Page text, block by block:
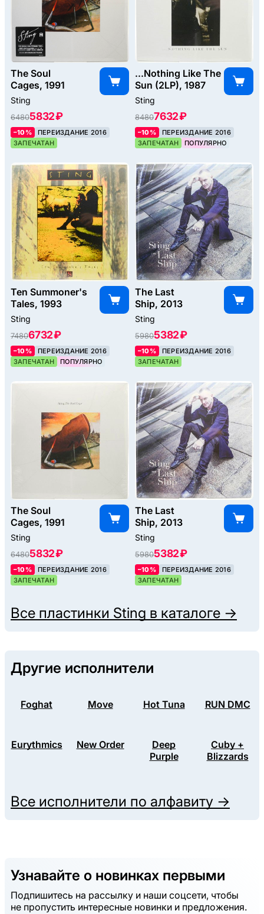
The Soul
Cages, 1991
Sting
64805832 ₽
–10%
ПЕРЕИЗДАНИЕ 2016
ЗАПЕЧАТАН
...Nothing Like The
Sun (2LP), 1987
Sting
84807632 ₽
–10%
ПЕРЕИЗДАНИЕ 2016
ЗАПЕЧАТАН
ПОПУЛЯРНО
Ten Summoner's
Tales, 1993
Sting
74806732 ₽
–10%
ПЕРЕИЗДАНИЕ 2016
ЗАПЕЧАТАН
ПОПУЛЯРНО
The Last
Ship, 2013
Sting
59805382 ₽
–10%
ПЕРЕИЗДАНИЕ 2016
ЗАПЕЧАТАН
The Soul
Cages, 1991
Sting
64805832 ₽
–10%
ПЕРЕИЗДАНИЕ 2016
ЗАПЕЧАТАН
The Last
Ship, 2013
Sting
59805382 ₽
–10%
ПЕРЕИЗДАНИЕ 2016
ЗАПЕЧАТАН
Все пластинки Sting в каталоге →
Другие исполнители
Foghat Move Hot Tuna RUN DMC
Eurythmics New Order
Deep
Purple
Cuby +
Blizzards
Все исполнители по алфавиту →
Узнавайте о новинках первыми
Подпишитесь на рассылку и наши соцсети, чтобы
не пропустить интересные новинки и предложения.